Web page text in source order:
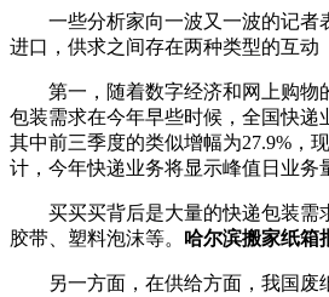
一些分析家向一波又一波的记者
进口，供求之间存在两种类型的互动
第一，随着数字经济和网上购物
包装需求在今年早些时候，全国快递
其中前三季度的类似增幅为27.9%，
计，今年快递业务将显示峰值日业务
买买买背后是大量的快递包装需
胶带、塑料泡沫等。 哈尔滨搬家纸箱
另一方面，在供给方面，我国废